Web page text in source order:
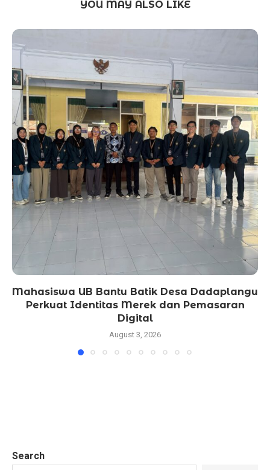
YOU MAY ALSO LIKE
Mahasiswa UB Bantu Batik Desa Dadaplangu
Perkuat Identitas Merek dan Pemasaran
Digital
August 3, 2026
Search